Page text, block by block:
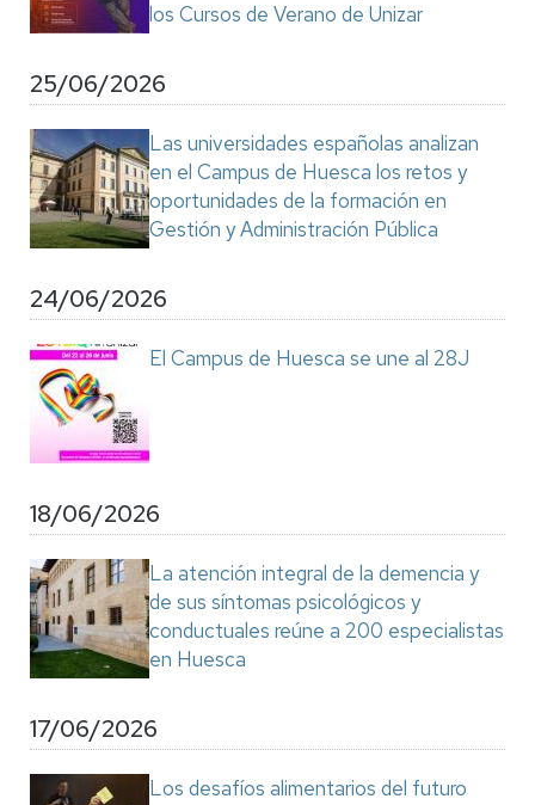
los Cursos de Verano de Unizar
25/06/2026
Las universidades españolas analizan
en el Campus de Huesca los retos y
oportunidades de la formación en
Gestión y Administración Pública
24/06/2026
El Campus de Huesca se une al 28J
18/06/2026
La atención integral de la demencia y
de sus síntomas psicológicos y
conductuales reúne a 200 especialistas
en Huesca
17/06/2026
Los desafíos alimentarios del futuro